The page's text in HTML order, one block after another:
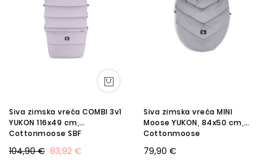
Siva zimska vreča COMBI 3v1
YUKON 116x49 cm,
Cottonmoose SBF
83,92 €
104,90 €
Siva zimska vreča MINI
Moose YUKON, 84x50 cm,
Cottonmoose
79,90 €